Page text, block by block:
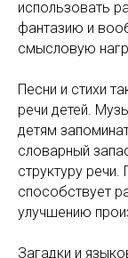
использовать
фантазию и
смысловую
Песни и стихи
речи детей.
детям
словарный
структуру речи.
способствует
улучшению
Загадки и